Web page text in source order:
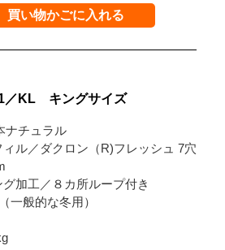
／KL キングサイズ
ナチュラル
ィル／ダクロン（R)フレッシュ 7穴
加工／８カ所ループ付き
一般的な冬用）